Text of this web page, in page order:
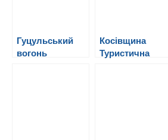
Гуцульський
вогонь
Косівщина
Туристична